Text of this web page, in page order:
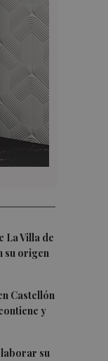
La Villa de
su origen
Castellón
y
su